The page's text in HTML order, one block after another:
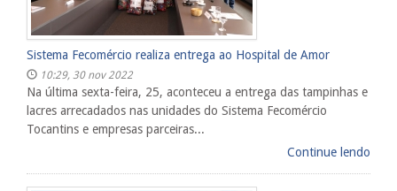
Sistema Fecomércio realiza entrega ao Hospital de Amor
10:29, 30 nov 2022
Na última sexta-feira, 25, aconteceu a entrega das tampinhas e
lacres arrecadados nas unidades do Sistema Fecomércio
Tocantins e empresas parceiras...
Continue lendo